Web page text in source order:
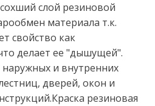
слой резиновой
материала т.к.
свойство как
делает ее "дышущей".
и внутренних
дверей, окон и
резиновая